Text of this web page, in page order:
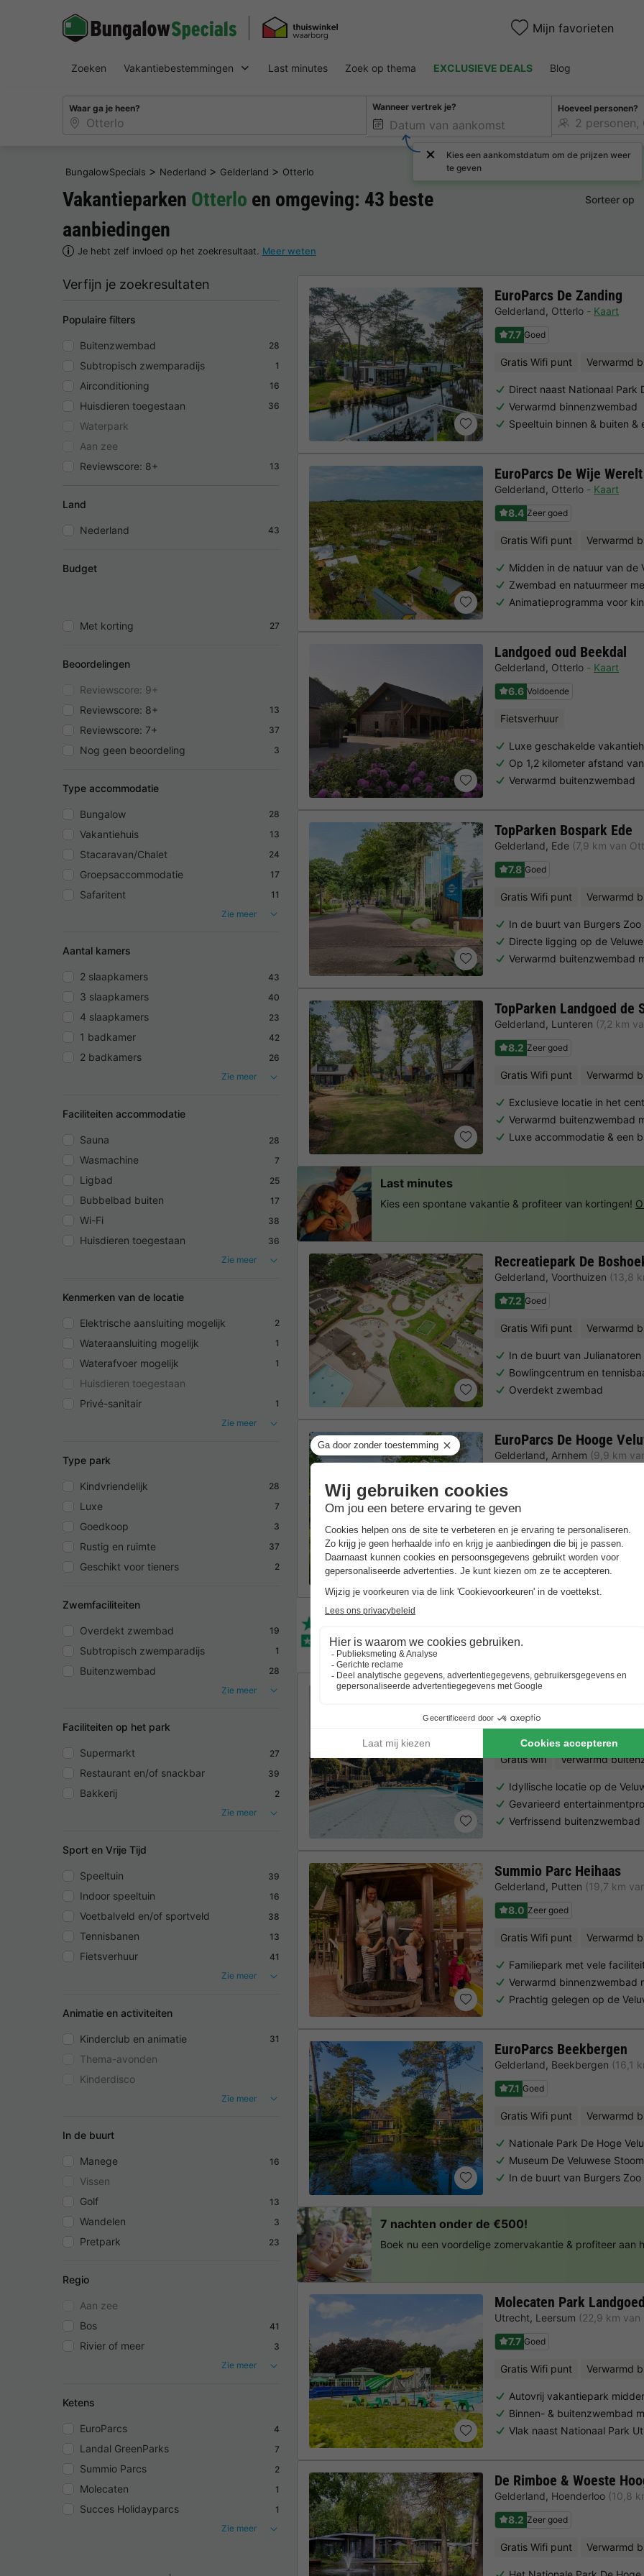
Mijn favorieten
Zoeken Vakantiebestemmingen Last minutes Zoek op thema EXCLUSIEVE DEALS Blog
Waar ga je heen? Wanneer vertrek je?
Kies een aankomstdatum om de prijzen weer
te geven
Hoeveel personen?
BungalowSpecials > Nederland > Gelderland > Otterlo
Vakantieparken Otterlo en omgeving: 43 beste
aanbiedingen
Je hebt zelf invloed op het zoekresultaat. Meer weten
Sorteer op
Verfijn je zoekresultaten
Populaire filters
Buitenzwembad 28
Subtropisch zwemparadijs 1
Airconditioning 16
Huisdieren toegestaan 36
Waterpark
Aan zee
Reviewscore: 8+
13
Land
Nederland 43
Budget
Met korting 27
Beoordelingen
Reviewscore: 9+
Reviewscore: 8+
13
Reviewscore: 7+ 37
Nog geen beoordeling 3
Type accommodatie
Bungalow 28
Vakantiehuis 13
Stacaravan/Chalet 24
Groepsaccommodatie 17
Safaritent
11
Zie meer
Aantal kamers
2 slaapkamers 43
3 slaapkamers 40
4 slaapkamers 23
1 badkamer 42
2 badkamers
26
Zie meer
Faciliteiten accommodatie
Sauna 28
Wasmachine 7
Ligbad 25
Bubbelbad buiten 17
Wi-Fi 38
Huisdieren toegestaan
36
Zie meer
Kenmerken van de locatie
Elektrische aansluiting mogelijk 2
Wateraansluiting mogelijk 1
Waterafvoer mogelijk 1
Huisdieren toegestaan
Privé-sanitair
1
Zie meer
Type park
Kindvriendelijk 28
Luxe 7
Goedkoop 3
Rustig en ruimte 37
Geschikt voor tieners 2
Zwemfaciliteiten
Overdekt zwembad 19
Subtropisch zwemparadijs 1
Buitenzwembad
28
Zie meer
Faciliteiten op het park
Supermarkt 27
Restaurant en/of snackbar 39
Bakkerij
2
Zie meer
Sport en Vrije Tijd
Speeltuin 39
Indoor speeltuin 16
Voetbalveld en/of sportveld 38
Tennisbanen 13
Fietsverhuur
41
Zie meer
Animatie en activiteiten
Kinderclub en animatie 31
Thema-avonden
Kinderdisco
Zie meer
In de buurt
Manege 16
Vissen
Golf
13
Wandelen 3
Pretpark 23
Regio
Aan zee
Bos
41
Rivier of meer
3
Zie meer
Ketens
EuroParcs 4
Landal GreenParks 7
Summio Parcs 2
Molecaten 1
Succes Holidayparcs
1
Zie meer
EuroParcs De Zanding
Gelderland, Otterlo
Kaart
7.7 Goed
Gratis Wifi punt Verwarmd
Direct naast Nationaal Park
Verwarmd binnenzwembad
Speeltuin binnen & buiten &
EuroParcs De Wije Werelt
Gelderland, Otterlo
Kaart
8.4 Zeer goed
Gratis Wifi punt Verwarmd
Midden in de natuur van de
Zwembad en natuurmeer
Animatieprogramma voor
Landgoed oud Beekdal
Gelderland, Otterlo
Kaart
6.6 Voldoende
Fietsverhuur
Luxe geschakelde
Op 1,2 kilometer afstand
Verwarmd buitenzwembad
TopParken Bospark Ede
Gelderland, Ede (7,9 km van
7.8 Goed
Gratis Wifi punt Verwarmd
In de buurt van Burgers
Directe ligging op de Veluwe
Verwarmd buitenzwembad
TopParken Landgoed de
Gelderland, Lunteren (7,2 km
8.2 Zeer goed
Gratis Wifi punt Verwarmd
Exclusieve locatie in het
Verwarmd buitenzwembad
Luxe accommodatie & een
Recreatiepark De
Gelderland, Voorthuizen (13,8
7.2 Goed
Gratis Wifi punt Verwarmd
In de buurt van Julianatoren
Bowlingcentrum en
Overdekt zwembad
EuroParcs De Hooge
Gelderland, Arnhem (9,9 km
Gratis Wifi punt Verwarmd
Directe locatie bij Het
Verwarmd binnen- en
Dagje Arnhem
Veluwepark de Bosgraaf
(18,6 km
7.4 Goed
Gratis wifi Verwarmd
Idyllische locatie op de
Gevarieerd
Verfrissend buitenzwembad
Summio Parc Heihaas
Gelderland, Putten (19,7 km
8.0 Zeer goed
Gratis Wifi punt Verwarmd
Familiepark met vele
Verwarmd binnenzwembad
Prachtig gelegen op de
EuroParcs Beekbergen
Gelderland, Beekbergen (16,1
7.1 Goed
Gratis Wifi punt Verwarmd
Nationale Park De Hoge
Museum De Veluwese
In de buurt van Burgers Zoo
Molecaten Park
Utrecht, Leersum (22,9 km van
7.7 Goed
Gratis Wifi punt Verwarmd
Autovrij vakantiepark
Binnen- & buitenzwembad
Vlak naast Nationaal Park
De Rimboe & Woeste
Gelderland, Hoenderloo (10,8
8.2 Zeer goed
Gratis Wifi punt Verwarmd
Last minutes
Kies een spontane vakantie & profiteer van kortingen!
Trustpilot beoordelingen
Al 10.064+ reizigers gingen je voor! — „Al vakantie bij
7 nachten onder de €500!
Boek nu een voordelige zomervakantie & profiteer aan